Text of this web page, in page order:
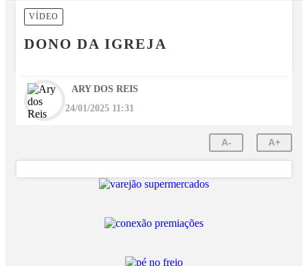
VÍDEO
DONO DA IGREJA
ARY DOS REIS
24/01/2025 11:31
A- A+